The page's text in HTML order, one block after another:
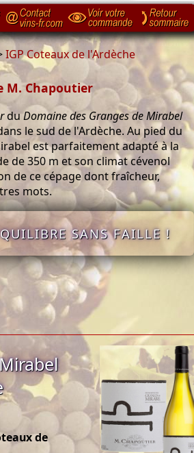
IGP Coteaux de l'Ardèche
M. Chapoutier
duDomaine des Granges de Mirabel
le sud de l'Ardèche. Au pied du
est parfaitement adapté à la
de 350 m et son climat cévenol
de ce cépage dont fraîcheur,
mots.
SANS FAILLE !
de